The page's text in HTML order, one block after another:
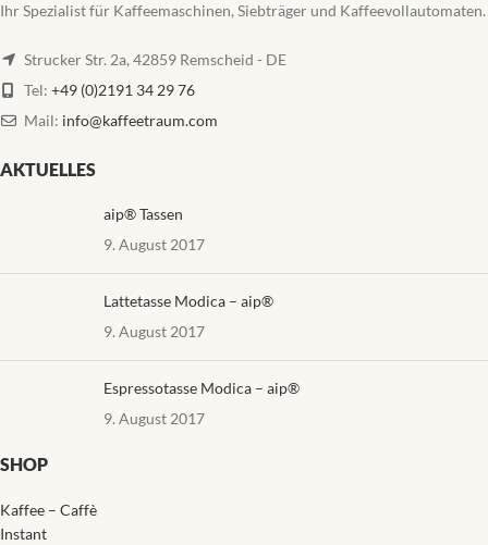
Ihr Spezialist für Kaffeemaschinen, Siebträger und Kaffeevollautomaten.
Strucker Str. 2a, 42859 Remscheid - DE
Tel: +49 (0)2191 34 29 76
Mail: info@kaffeetraum.com
AKTUELLES
aip® Tassen
9. August 2017
Lattetasse Modica – aip®
9. August 2017
Espressotasse Modica – aip®
9. August 2017
SHOP
Kaffee – Caffè
Instant